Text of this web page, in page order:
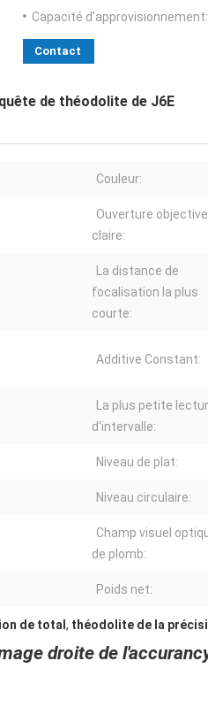
Capacité d'approvisionnement:
Contact
de théodolite de J6E
Couleur:
Ouverture objective
claire:
La distance de
focalisation la plus
courte:
Additive Constant:
La plus petite
d'intervalle:
Niveau de plat:
Niveau circulaire:
Champ visuel
de plomb:
Poids net:
de total , théodolite de la
droite de